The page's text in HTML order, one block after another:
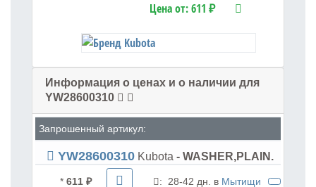
Цена от:611 ₽
Информация о ценах и о наличии для
YW28600310
Запрошенный артикул:
YW28600310 Kubota - WASHER,PLAIN.
* 611 ₽ : 28-42 дн. в Мытищи